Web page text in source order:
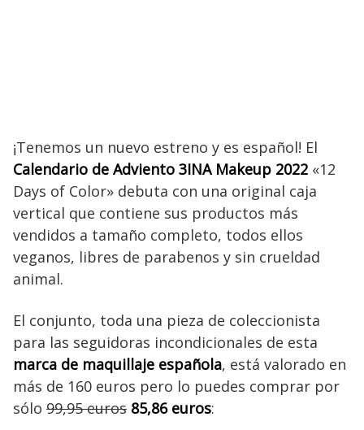
¡Tenemos un nuevo estreno y es español! El
Calendario de Adviento 3INA Makeup 2022 «12
Days of Color» debuta con una original caja
vertical que contiene sus productos más
vendidos a tamaño completo, todos ellos
veganos, libres de parabenos y sin crueldad
animal.
El conjunto, toda una pieza de coleccionista
para las seguidoras incondicionales de esta
marca de maquillaje española, está valorado en
más de 160 euros pero lo puedes comprar por
sólo 99,95 euros 85,86 euros: